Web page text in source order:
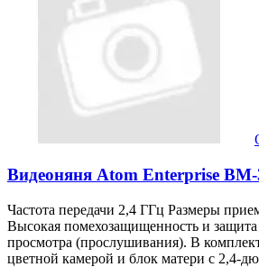
Видеоняня Atom Enterprise BM-
Частота передачи 2,4 ГГц Размеры
Высокая помехозащищенность и защита
просмотра (прослушивания). В
цветной камерой и блок матери с 2,4-